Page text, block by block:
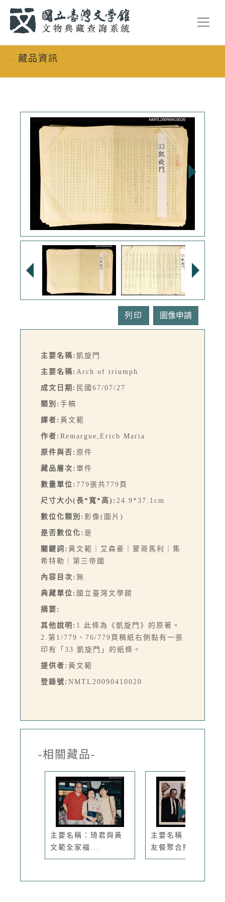
::: 藏品資訊
列印
主要名稱: 凱旋門
主要名稱: Arch of triumph
成文日期: 民國67/07/27
類別: 手稿
譯者: 黃文範
作者: Remargue,Erich Maria
原件與否: 原件
藏品層次: 單件
數量單位: 779張共779頁
尺寸大小(長*寬*高): 24.9*37.1cm
數位化類別: 影像(圖片)
是否數位化: 是
關鍵詞: 黃文範｜艾森豪｜蒙哥馬利｜集
希特勒｜第三帝國
內容目次: 無
典藏單位: 國立臺灣文學館
摘要:
其他說明: 1.此條為《凱旋門》的原著。
2.第1/779、76/779頁稿紙右側黏有一張
印有「33 凱旋門」的紙條。
提供者: 黃文範
登錄號: NMTL20090410020
-相關藏品-
主要名稱：琦君與黃
文範全家福...
主要名稱：琦君與文
友餐聚合照6